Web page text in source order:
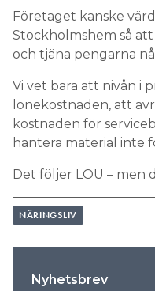
Företaget kanske
Stockholmshem så
och tjäna pengarna
Vi vet bara att nivån i
lönekostnaden, att
kostnaden för
hantera material inte
Det följer LOU – men
NÄRINGSLIV
Nyhetsbrev